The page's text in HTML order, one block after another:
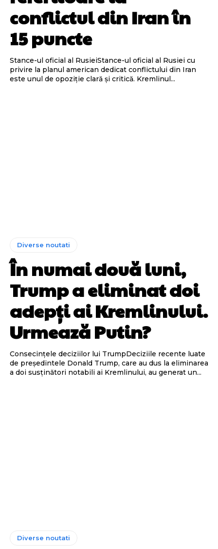
conflictul din Iran în
15 puncte
Stance-ul oficial al RusieiStance-ul oficial al Rusiei cu
privire la planul american dedicat conflictului din Iran
este unul de opoziție clară și critică. Kremlinul...
Diverse noutati
În numai două luni,
Trump a eliminat doi
adepți ai Kremlinului.
Urmează Putin?
Consecințele deciziilor lui TrumpDeciziile recente luate
de președintele Donald Trump, care au dus la eliminarea
a doi susținători notabili ai Kremlinului, au generat un...
Diverse noutati